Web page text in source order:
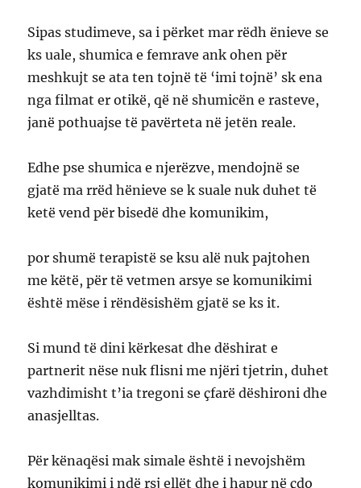
Sipas studimeve, sa i përket mar rëdh ënieve se
ks uale, shumica e femrave ank ohen për
meshkujt se ata ten tojnë të ‘imi tojnë’ sk ena
nga filmat er otikë, që në shumicën e rasteve,
janë pothuajse të pavërteta në jetën reale.
Edhe pse shumica e njerëzve, mendojnë se
gjatë ma rrëd hënieve se k suale nuk duhet të
ketë vend për bisedë dhe komunikim,
por shumë terapistë se ksu alë nuk pajtohen
me këtë, për të vetmen arsye se komunikimi
është mëse i rëndësishëm gjatë se ks it.
Si mund të dini kërkesat dhe dëshirat e
partnerit nëse nuk flisni me njëri tjetrin, duhet
vazhdimisht t’ia tregoni se çfarë dëshironi dhe
anasjelltas.
Për kënaqësi mak simale është i nevojshëm
komunikimi i ndë rsj ellët dhe i hapur në çdo